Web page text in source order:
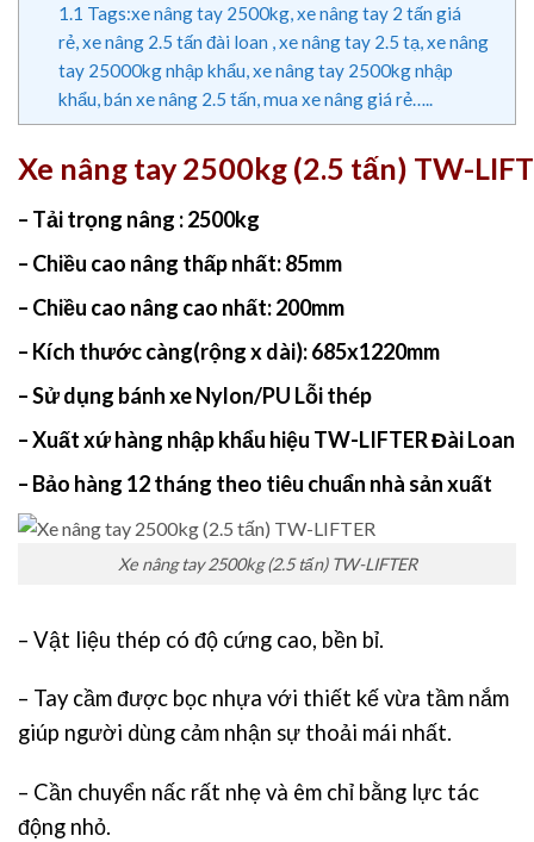
1.1 Tags:xe nâng tay 2500kg, xe nâng tay 2 tấn giá
rẻ, xe nâng 2.5 tấn đài loan , xe nâng tay 2.5 tạ, xe nâng
tay 25000kg nhập khẩu, xe nâng tay 2500kg nhập
khẩu, bán xe nâng 2.5 tấn, mua xe nâng giá rẻ…..
Xe nâng tay 2500kg (2.5 tấn) TW-
– Tải trọng nâng : 2500kg
– Chiều cao nâng thấp nhất: 85mm
– Chiều cao nâng cao nhất: 200mm
– Kích thước càng(rộng x dài): 685x1220mm
– Sử dụng bánh xe Nylon/PU Lỗi thép
– Xuất xứ hàng nhập khẩu hiệu TW-LIFTER Đài Loan
– Bảo hàng 12 tháng theo tiêu chuẩn nhà sản xuất
Xe nâng tay 2500kg (2.5 tấn) TW-LIFTER
– Vật liệu thép có độ cứng cao, bền bỉ.
– Tay cầm được bọc nhựa với thiết kế vừa tầm nắm
giúp người dùng cảm nhận sự thoải mái nhất.
– Cần chuyển nấc rất nhẹ và êm chỉ bằng lực tác
động nhỏ.